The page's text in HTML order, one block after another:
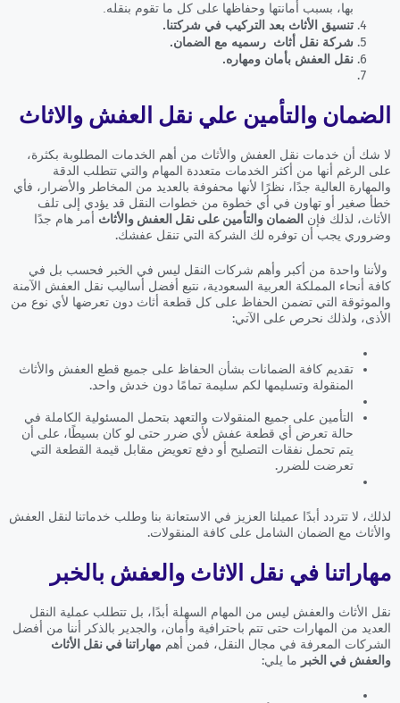
بها، بسبب أمانتها وحفاظها على كل ما تقوم بنقله.
تنسيق الأثاث بعد التركيب في شركتنا.
شركة نقل أثاث رسميه مع الضمان.
نقل العفش بأمان ومهاره.
الضمان والتأمين علي نقل العفش والاثاث
لا شك أن خدمات نقل العفش والأثاث من أهم الخدمات المطلوبة بكثرة،
على الرغم أنها من أكثر الخدمات متعددة المهام والتي تتطلب الدقة
والمهارة العالية جدًا، نظرًا لأنها محفوفة بالعديد من المخاطر والأضرار، فأي
خطأ صغير أو تهاون في أي خطوة من خطوات النقل قد يؤدي إلى تلف
الأثاث، لذلك فإن الضمان والتأمين على نقل العفش والأثاث أمر هام جدًا
وضروري يجب أن توفره لك الشركة التي تنقل عفشك.
ولأننا واحدة من أكبر وأهم شركات النقل ليس في الخبر فحسب بل في
كافة أنحاء المملكة العربية السعودية، نتبع أفضل أساليب نقل العفش الآمنة
والموثوقة التي تضمن الحفاظ على كل قطعة أثاث دون تعرضها لأي نوع من
الأذى، ولذلك نحرص على الآتي:
تقديم كافة الضمانات بشأن الحفاظ على جميع قطع العفش والأثاث
المنقولة وتسليمها لكم سليمة تمامًا دون خدش واحد.
التأمين على جميع المنقولات والتعهد بتحمل المسئولية الكاملة في
حالة تعرض أي قطعة عفش لأي ضرر حتى لو كان بسيطًا، على أن
يتم تحمل نفقات التصليح أو دفع تعويض مقابل قيمة القطعة التي
تعرضت للضرر.
لذلك، لا تتردد أبدًا عميلنا العزيز في الاستعانة بنا وطلب خدماتنا لنقل العفش
والأثاث مع الضمان الشامل على كافة المنقولات.
مهاراتنا في نقل الاثاث والعفش بالخبر
نقل الأثاث والعفش ليس من المهام السهلة أبدًا، بل تتطلب عملية النقل
العديد من المهارات حتى تتم باحترافية وأمان، والجدير بالذكر أننا من أفضل
الشركات المعرفة في مجال النقل، فمن أهم مهاراتنا في نقل الأثاث
والعفش في الخبر ما يلي: